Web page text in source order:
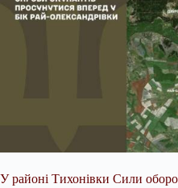
У районі Тихонівки Сили